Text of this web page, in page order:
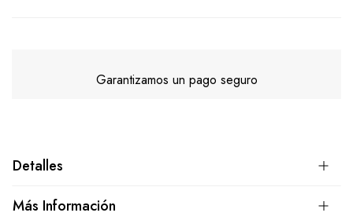
Garantizamos un pago seguro
Detalles
Más Información